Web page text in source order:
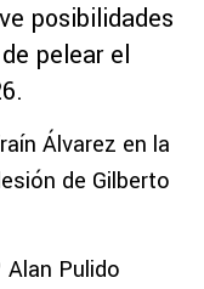
posibilidades
pelear el
Álvarez en la
de Gilberto
Pulido